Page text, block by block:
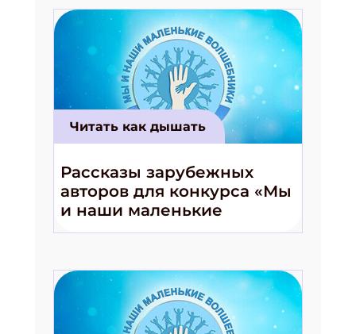
Читать как дышать
Рассказы зарубежных
авторов для конкурса «Мы
и наши маленькие
волшебники!»